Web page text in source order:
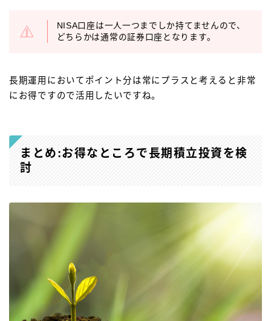
NISA口座は一人一つまでしか持てませんので、
どちらかは通常の証券口座となります。
長期運用においてポイント分は常にプラスと考えると非常
にお得ですので活用したいですね。
まとめ:お得なところで長期積立投資を検
討